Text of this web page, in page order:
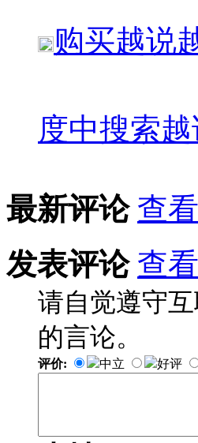
购买越说
度中搜索
最新评论 查
发表评论 查
请自觉遵守
的言论。
评价: 中立 好评